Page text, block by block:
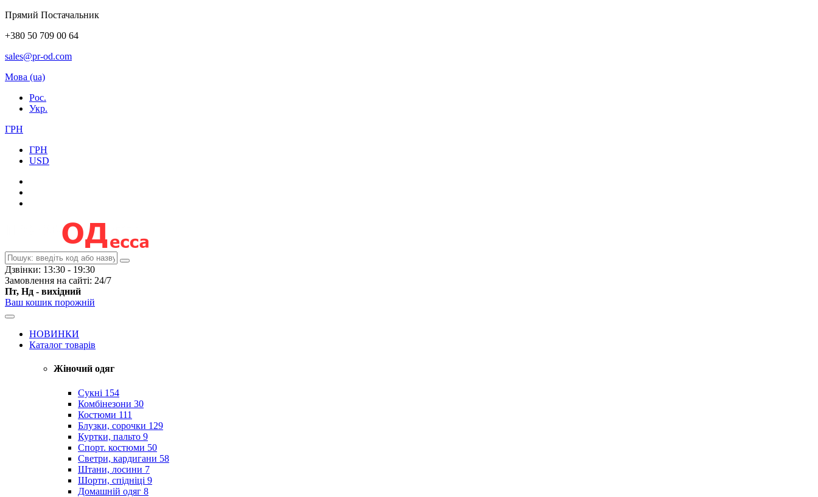
Прямий Постачальник
+380 50 709 00 64
sales@pr-od.com
Мова (ua)
Рос.
Укр.
ГРН
ГРН
USD
Дзвінки: 13:30 - 19:30
Замовлення на сайті: 24/7
Пт, Нд - вихідний
Ваш кошик порожній
НОВИНКИ
Каталог товарів
Жіночий одяг
Сукні 154
Комбінезони 30
Костюми 111
Блузки, сорочки 129
Куртки, пальто 9
Спорт. костюми 50
Светри, кардигани 58
Штани, лосини 7
Шорти, спідніці 9
Домашній одяг 8